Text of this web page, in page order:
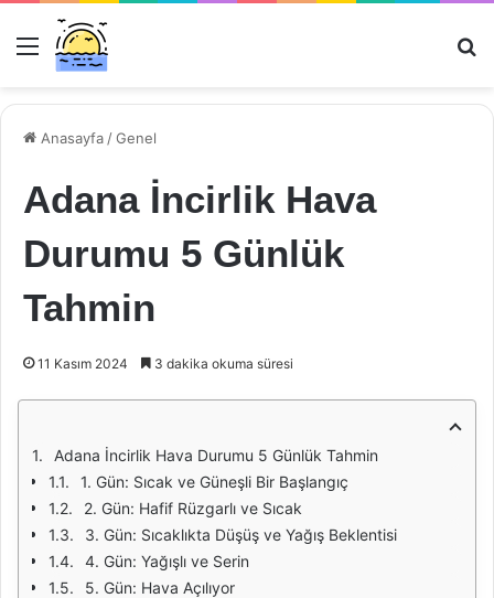
Menü
Anasayfa /Genel
Adana İncirlik Hava
Durumu 5 Günlük
Tahmin
11 Kasım 2024 3 dakika okuma süresi
Adana İncirlik Hava Durumu 5 Günlük Tahmin
1. Gün: Sıcak ve Güneşli Bir Başlangıç
2. Gün: Hafif Rüzgarlı ve Sıcak
3. Gün: Sıcaklıkta Düşüş ve Yağış Beklentisi
4. Gün: Yağışlı ve Serin
5. Gün: Hava Açılıyor